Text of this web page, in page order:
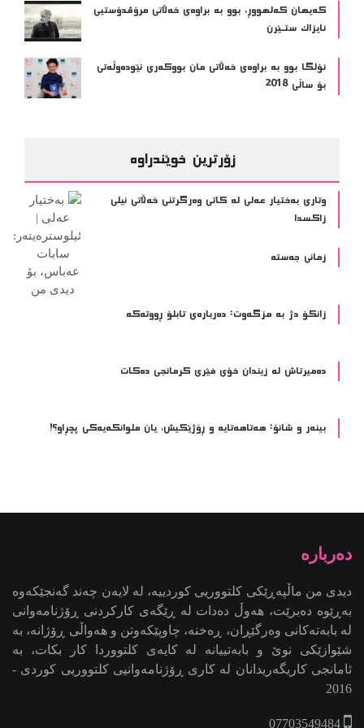
كەيهان كەلهووڕ، بوو بە براوەى خەڵاتى مرۆڤدۆستیى
ئايزاك ستـێرن
ئۆلگا بوو به‌ براوه‌ی خه‌ڵاتی مان بووكه‌ری نێوده‌وڵه‌تی
بۆ ساڵی 2018
زۆرترین خوێندراوە
وتاری بەختیار عەلی لە کاتی وەرگرتنی خەڵاتی نیلی
زاکسدا
زمانی جەستە
زانکۆ دژ بە مزگەوت: دەربارەى تابلۆ ڕووتەکە
ده‌میرتاش له‌ زیندان خۆی فێری كرمانجی ده‌كات
بینەر و شانۆ: هەتاھەتایە و ڕۆژێکیش، یان ملوانکەیەکی پچڕاو؟!
دیدی من ماڵپەڕێکی کلتووریی کوردییە، لە لایەن چەند گەنجێكه‌وه‌
بەڕێوە دەبرێت، هەوڵ دەدات لە ڕێگەی کارکردنی ڕۆژنامەوانی
لە بابەتەکانی وەرگێڕان، ڕەخنە، چاوپێکەوتن و هەواڵی ڕۆژانە، بە
شێوازێکی نوێ و بابەتییانە لە کایەی کلتووردا کار بکات، بە
ئامانجی کاریگەریدانان لە کاری ڕۆژنامەوانیی کلتووریی کوردی -
2016
07703549484